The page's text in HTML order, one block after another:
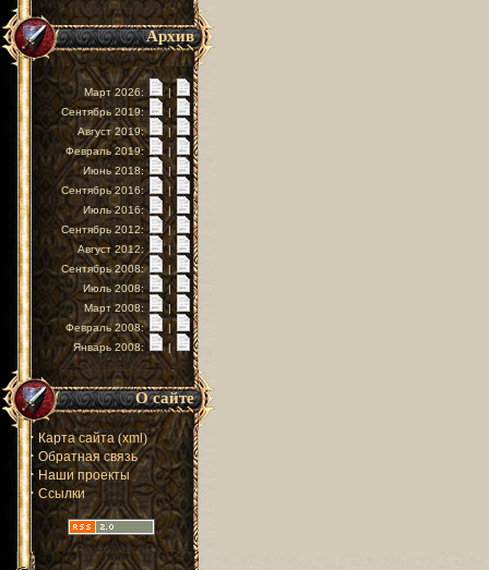
Архив
Март 2026:
|
Сентябрь 2019:
|
Август 2019:
|
Февраль 2019:
|
Июнь 2018:
|
Сентябрь 2016:
|
Июль 2016:
|
Сентябрь 2012:
|
Август 2012:
|
Сентябрь 2008:
|
Июль 2008:
|
Март 2008:
|
Февраль 2008:
|
Январь 2008:
|
О сайте
· Карта сайта (xml)
· Обратная связь
· Наши проекты
· Ссылки